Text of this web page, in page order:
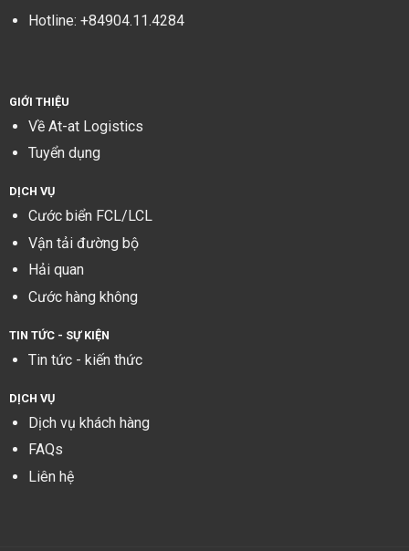
Hotline: +84904.11.4284
GIỚI THIỆU
Về At-at Logistics
Tuyển dụng
DỊCH VỤ
Cước biển FCL/LCL
Vận tải đường bộ
Hải quan
Cước hàng không
TIN TỨC - SỰ KIỆN
Tin tức - kiến thức
DỊCH VỤ
Dịch vụ khách hàng
FAQs
Liên hệ